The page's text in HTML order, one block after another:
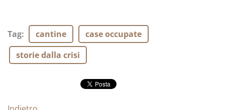
Tag: cantine
case occupate
storie dalla crisi